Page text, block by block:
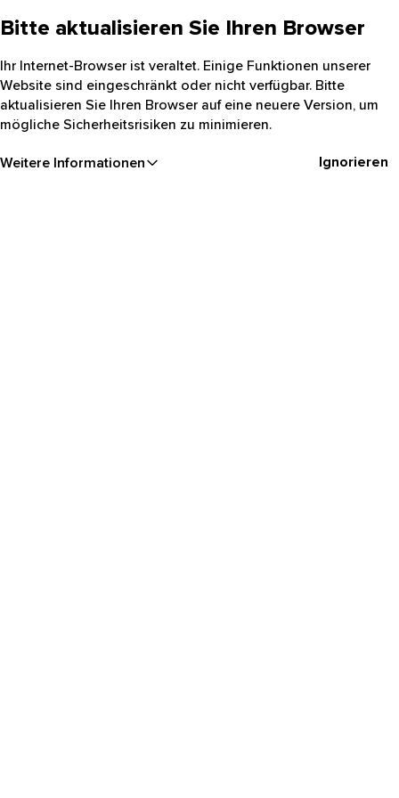
Bitte aktualisieren Sie Ihren Browser
Ihr Internet-Browser ist veraltet. Einige Funktionen unserer
Website sind eingeschränkt oder nicht verfügbar. Bitte
aktualisieren Sie Ihren Browser auf eine neuere Version, um
mögliche Sicherheitsrisiken zu minimieren.
Weitere Informationen Ignorieren